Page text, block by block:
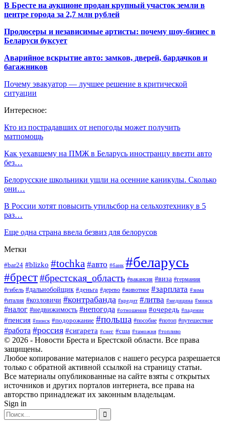
В Бресте на аукционе продан крупный участок земли в
центре города за 2,7 млн рублей
Продюсеры и независимые артисты: почему шоу-бизнес в
Беларуси буксует
Аварийное вскрытие авто: замков, дверей, бардачков и
багажников
Почему эвакуатор — лучшее решение в критической
ситуации
Интересное:
Кто из пострадавших от непогоды может получить
матпомощь
Как уехавшему на ПМЖ в Беларусь иностранцу ввезти авто
без…
Белорусские школьники ушли на осенние каникулы. Сколько
они…
В России хотят повысить утильсбор на сельхозтехнику в 5
раз…
Еще одна страна ввела безвиз для белорусов
Метки
#bar24 #blizko #tochka #авто #банк #беларусь
#брест#брестская_область #вакансия #виза #германия
#гибель #дальнобойщик #деньга #дерево #животное #зарплата #зима
#италия #козловичи #контрабанда #кредит #литва #медицина #минск
#налог #недвижимость #непогода #отношения #очередь #падение
#пенсия #пинск #подорожание #польша #пособие #потоп #путешествие
#работа #россия #сигарета #снег #сша #таможня #топливо
© 2026 - Новости Бреста и Брестской области. Все права
защищены.
Любое копирование материалов с нашего ресурса разрешается
только с обратной активной ссылкой на страницу статьи.
Все материалы опубликованные на сайте взяты с открытых
источников и других порталов интернета, все права на
авторство принадлежат их законным владельцам.
Sign in